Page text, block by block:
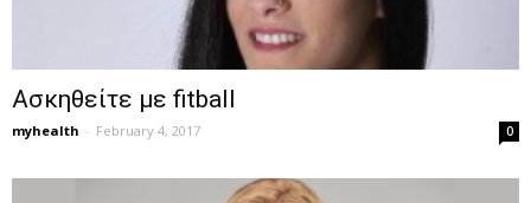
Ασκηθείτε με fitball
myhealth - February 4, 2017 0